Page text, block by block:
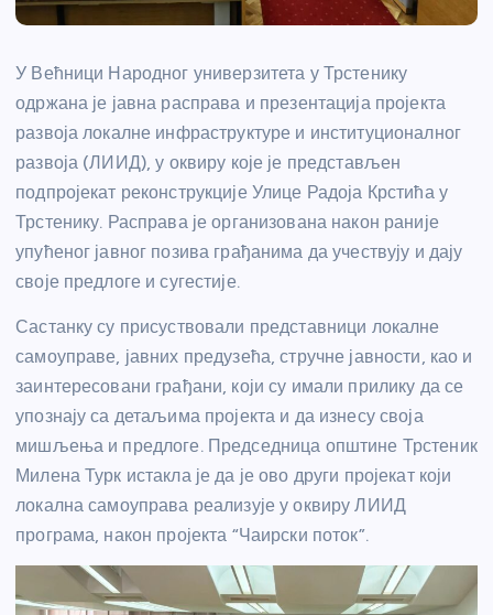
У Већници Народног универзитета у Трстенику
одржана је јавна расправа и презентација пројекта
развоја локалне инфраструктуре и институционалног
развоја (ЛИИД), у оквиру које је представљен
подпројекат реконструкције Улице Радоја Крстића у
Трстенику. Расправа је организована након раније
упућеног јавног позива грађанима да учествују и дају
своје предлоге и сугестије.
Састанку су присуствовали представници локалне
самоуправе, јавних предузећа, стручне јавности, као и
заинтересовани грађани, који су имали прилику да се
упознају са детаљима пројекта и да изнесу своја
мишљења и предлоге. Председница општине Трстеник
Милена Турк истакла је да је ово други пројекат који
локална самоуправа реализује у оквиру ЛИИД
програма, након пројекта “Чаирски поток”.